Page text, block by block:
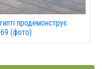
продемонструє
69 (фото)